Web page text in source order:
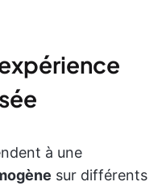
à une
sur différents